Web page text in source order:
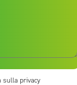
sulla privacy